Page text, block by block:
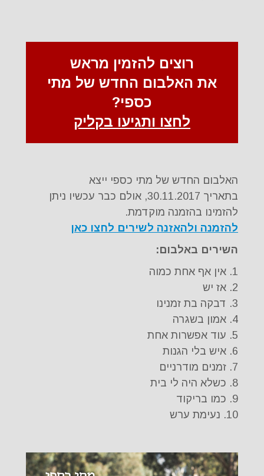
רוצים להזמין מראש
את האלבום החדש של מתי
כספי?
לחצו ותגיעו בקליק
האלבום החדש של מתי כספי ייצא
בתאריך 30.11.2017, אולם כבר עכשיו ניתן
להזמינו בהזמנה מוקדמת.
להזמנה ולהאזנה לשירים לחצו כאן
השירים באלבום:
1. אין אף אחת כמוה
2. אז יש
3. דבקה בת זמנינו
4. אמון בשגרה
5. עוד אפשרות אחת
6. איש בלי הגנות
7. זמנים מודרניים
8. כשלא היה לי בית
9. כמו בריקוד
10. נעימת ערש